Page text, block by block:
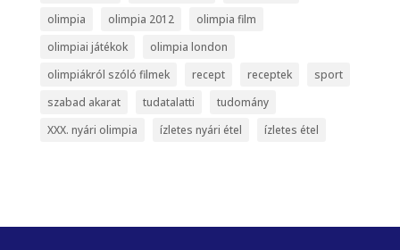
olimpia
olimpia 2012
olimpia film
olimpiai játékok
olimpia london
olimpiákról szóló filmek
recept receptek
sport
szabad akarat
tudatalatti
tudomány
XXX. nyári olimpia
ízletes nyári étel ízletes étel